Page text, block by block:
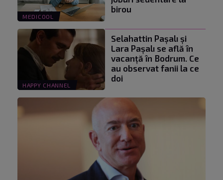
MEDICOOL
birou
HAPPY CHANNEL
Selahattin Paşalı și
Lara Paşalı se află în
vacanță în Bodrum. Ce
au observat fanii la ce
doi